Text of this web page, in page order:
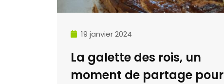
19 janvier 2024
La galette des rois, un
moment de partage pour